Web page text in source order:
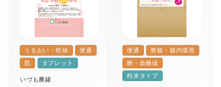
うるおい・乾燥
便通
肌
タブレット
いづも農縁
便通
整腸・腸内環境
糖・血糖値
粉末タイプ